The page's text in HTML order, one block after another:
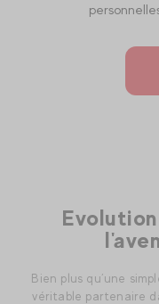
Bien plus qu’une
véritable partenaire